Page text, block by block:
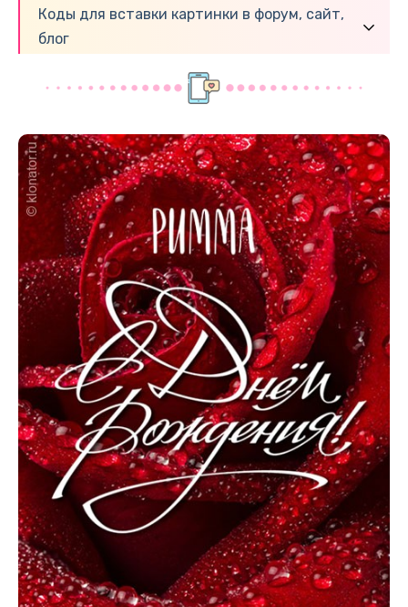
Коды для вставки картинки в форум, сайт,
блог